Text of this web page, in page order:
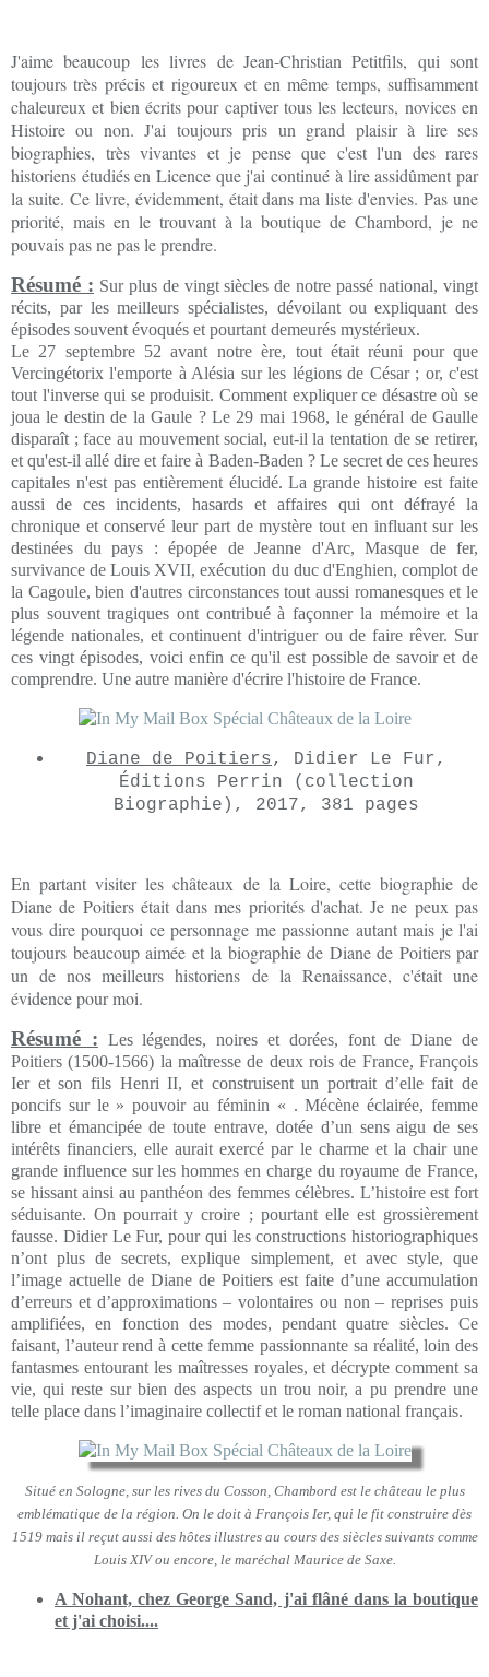
J'aime beaucoup les livres de Jean-Christian Petitfils, qui sont
toujours très précis et rigoureux et en même temps, suffisamment
chaleureux et bien écrits pour captiver tous les lecteurs, novices en
Histoire ou non. J'ai toujours pris un grand plaisir à lire ses
biographies, très vivantes et je pense que c'est l'un des rares
historiens étudiés en Licence que j'ai continué à lire assidûment par
la suite. Ce livre, évidemment, était dans ma liste d'envies. Pas une
priorité, mais en le trouvant à la boutique de Chambord, je ne
pouvais pas ne pas le prendre.
Résumé : Sur plus de vingt siècles de notre passé national, vingt
récits, par les meilleurs spécialistes, dévoilant ou expliquant des
épisodes souvent évoqués et pourtant demeurés mystérieux.
Le 27 septembre 52 avant notre ère, tout était réuni pour que
Vercingétorix l'emporte à Alésia sur les légions de César ; or, c'est
tout l'inverse qui se produisit. Comment expliquer ce désastre où se
joua le destin de la Gaule ? Le 29 mai 1968, le général de Gaulle
disparaît ; face au mouvement social, eut-il la tentation de se retirer,
et qu'est-il allé dire et faire à Baden-Baden ? Le secret de ces heures
capitales n'est pas entièrement élucidé. La grande histoire est faite
aussi de ces incidents, hasards et affaires qui ont défrayé la
chronique et conservé leur part de mystère tout en influant sur les
destinées du pays : épopée de Jeanne d'Arc, Masque de fer,
survivance de Louis XVII, exécution du duc d'Enghien, complot de
la Cagoule, bien d'autres circonstances tout aussi romanesques et le
plus souvent tragiques ont contribué à façonner la mémoire et la
légende nationales, et continuent d'intriguer ou de faire rêver. Sur
ces vingt épisodes, voici enfin ce qu'il est possible de savoir et de
comprendre. Une autre manière d'écrire l'histoire de France.
Diane de Poitiers, Didier Le Fur,
Éditions Perrin (collection
Biographie), 2017, 381 pages
En partant visiter les châteaux de la Loire, cette biographie de
Diane de Poitiers était dans mes priorités d'achat. Je ne peux pas
vous dire pourquoi ce personnage me passionne autant mais je l'ai
toujours beaucoup aimée et la biographie de Diane de Poitiers par
un de nos meilleurs historiens de la Renaissance, c'était une
évidence pour moi.
Résumé : Les légendes, noires et dorées, font de Diane de
Poitiers (1500-1566) la maîtresse de deux rois de France, François
Ier et son fils Henri II, et construisent un portrait d’elle fait de
poncifs sur le » pouvoir au féminin « . Mécène éclairée, femme
libre et émancipée de toute entrave, dotée d’un sens aigu de ses
intérêts financiers, elle aurait exercé par le charme et la chair une
grande influence sur les hommes en charge du royaume de France,
se hissant ainsi au panthéon des femmes célèbres. L’histoire est fort
séduisante. On pourrait y croire ; pourtant elle est grossièrement
fausse. Didier Le Fur, pour qui les constructions historiographiques
n’ont plus de secrets, explique simplement, et avec style, que
l’image actuelle de Diane de Poitiers est faite d’une accumulation
d’erreurs et d’approximations – volontaires ou non – reprises puis
amplifiées, en fonction des modes, pendant quatre siècles. Ce
faisant, l’auteur rend à cette femme passionnante sa réalité, loin des
fantasmes entourant les maîtresses royales, et décrypte comment sa
vie, qui reste sur bien des aspects un trou noir, a pu prendre une
telle place dans l’imaginaire collectif et le roman national français.
Situé en Sologne, sur les rives du Cosson, Chambord est le château le plus
emblématique de la région. On le doit à François Ier, qui le fit construire dès
1519 mais il reçut aussi des hôtes illustres au cours des siècles suivants comme
Louis XIV ou encore, le maréchal Maurice de Saxe.
A Nohant, chez George Sand, j'ai flâné dans la boutique
et j'ai choisi....